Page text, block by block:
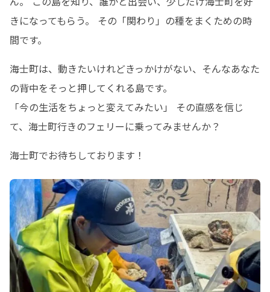
きになってもらう。 その「関わり」の種をまくための時
間です。
海士町は、動きたいけれどきっかけがない、そんなあなた
の背中をそっと押してくれる島です。
「今の生活をちょっと変えてみたい」 その直感を信じ
て、海士町行きのフェリーに乗ってみませんか？
海士町でお待ちしております！